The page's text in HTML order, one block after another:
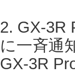
2. GX-3R
に一斉通
GX-3R